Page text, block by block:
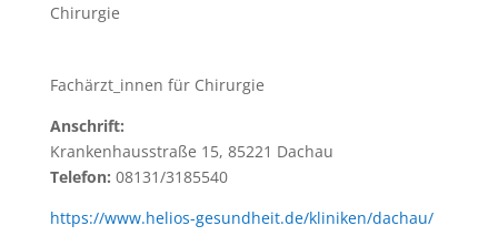
Chirurgie
Fachärzt_innen für Chirurgie
Anschrift:
Krankenhausstraße 15, 85221 Dachau
Telefon: 08131/3185540
https://www.helios-gesundheit.de/kliniken/dachau/